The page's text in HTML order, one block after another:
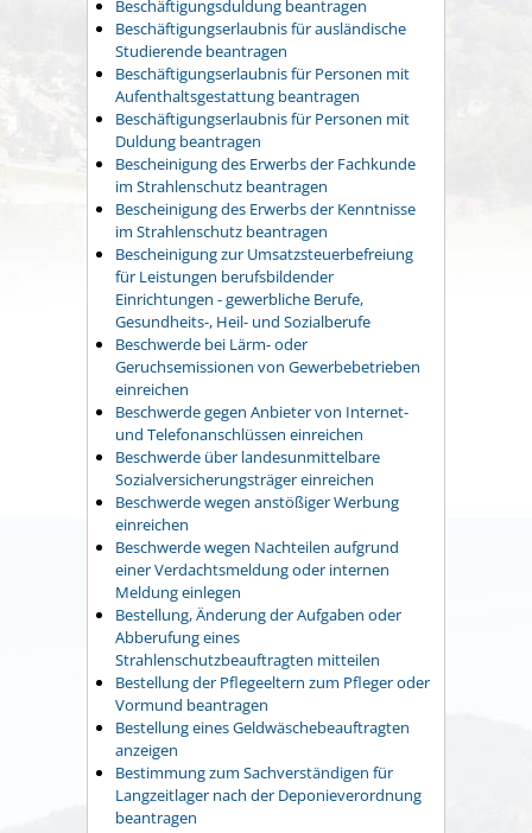
Beschäftigungsduldung beantragen
Beschäftigungserlaubnis für ausländische
Studierende beantragen
Beschäftigungserlaubnis für Personen mit
Aufenthaltsgestattung beantragen
Beschäftigungserlaubnis für Personen mit
Duldung beantragen
Bescheinigung des Erwerbs der Fachkunde
im Strahlenschutz beantragen
Bescheinigung des Erwerbs der Kenntnisse
im Strahlenschutz beantragen
Bescheinigung zur Umsatzsteuerbefreiung
für Leistungen berufsbildender
Einrichtungen - gewerbliche Berufe,
Gesundheits-, Heil- und Sozialberufe
Beschwerde bei Lärm- oder
Geruchsemissionen von Gewerbebetrieben
einreichen
Beschwerde gegen Anbieter von Internet-
und Telefonanschlüssen einreichen
Beschwerde über landesunmittelbare
Sozialversicherungsträger einreichen
Beschwerde wegen anstößiger Werbung
einreichen
Beschwerde wegen Nachteilen aufgrund
einer Verdachtsmeldung oder internen
Meldung einlegen
Bestellung, Änderung der Aufgaben oder
Abberufung eines
Strahlenschutzbeauftragten mitteilen
Bestellung der Pflegeeltern zum Pfleger oder
Vormund beantragen
Bestellung eines Geldwäschebeauftragten
anzeigen
Bestimmung zum Sachverständigen für
Langzeitlager nach der Deponieverordnung
beantragen